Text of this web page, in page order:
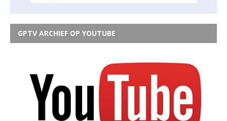
GPTV ARCHIEF OP YOUTUBE